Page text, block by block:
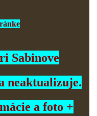
Sabinove
neaktualizuje.
a foto +